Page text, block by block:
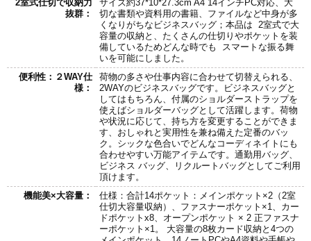
2室式仕切で収納力
抜群：
サイズ約37*10*27.3cm A4 14インチPC対応、大
切な書類や資料用の書籍、ファイルなど中身が多
くなりがちなビジネスバッグ；本品は 2室式で大
容量の収納と、たくさんの仕切りやポケットを装
備しているためどんな時でも スマートな振る舞
いを可能にしました。
便利性：２WAY仕
様：
荷物の多さや仕事内容に合わせて切替えられる、
2WAYのビジネスバッグです。ビジネスバッグと
してはもちろん、付属のショルダーストラップを
使えばショルダーバッグとして活躍します。荷物
や状況に応じて、持ち方を変更することができま
す、おしゃれと実用性を兼ね備えた定番のバッ
ク。シックな色合いでどんなコーディネイトにも
合わせやすい万能アイテムです。通勤用バッグ、
ビジネス バッグ、リクルートバッグとしてご利用
頂けます。
機能美×大容量：
仕様：合計14ポケット：メインポケット×2（2室
仕切大容量収納）、ファスナーポケット×1、カー
ドポケットx8、オープンポケット × 2 正ファスナ
ーポケット×1。 大容量の8枚カード収納と4つの